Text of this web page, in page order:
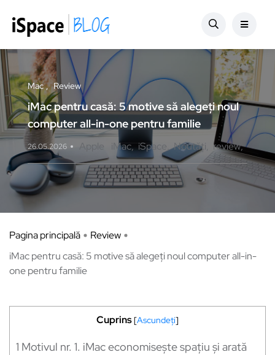
Mac Review
iMac pentru casă: 5 motive să alegeți noul
computer all-in-one pentru familie
26.05.2026 Apple iMac iSpace Noutăți review
Pagina principală
Review
iMac pentru casă: 5 motive să alegeți noul computer all-in-
one pentru familie
Cuprins[Ascundeți]
1 Motivul nr. 1. iMac economisește spațiu și arată